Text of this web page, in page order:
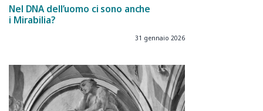
Nel DNA dell’uomo ci sono anche
i Mirabilia?
31 gennaio 2026